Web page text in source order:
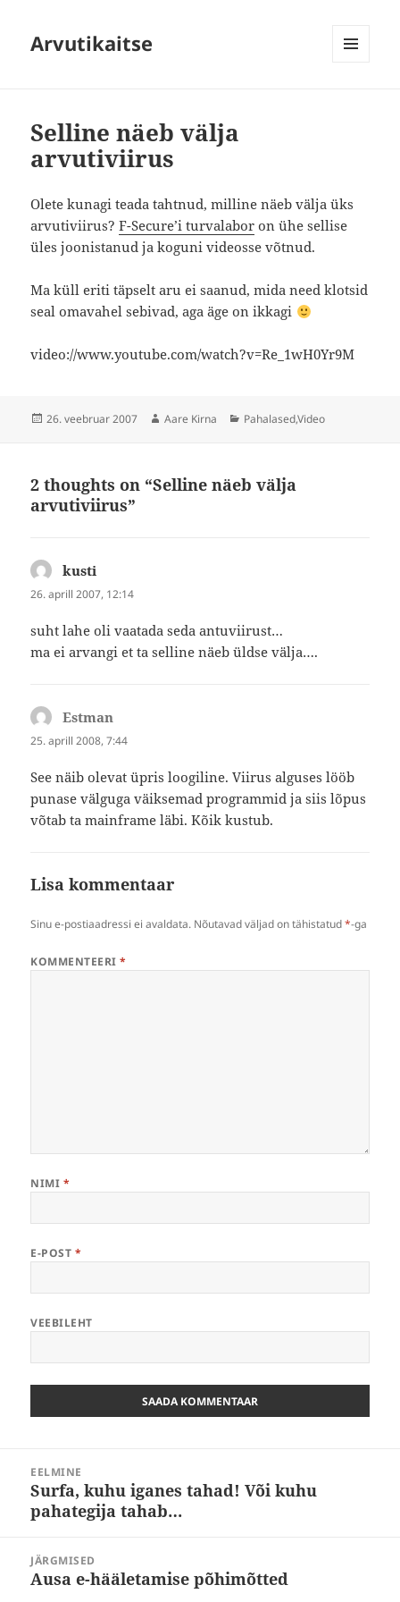
Arvutikaitse
Selline näeb välja
arvutiviirus
Olete kunagi teada tahtnud, milline näeb välja üks
arvutiviirus?F-Secure’i turvalabor on ühe sellise
üles joonistanud ja koguni videosse võtnud.
Ma küll eriti täpselt aru ei saanud, mida need klotsid
seal omavahel sebivad, aga äge on ikkagi
video://www.youtube.com/watch?v=Re_1wH0Yr9M
Postitatud
26. veebruar 2007 Autor
Aare Kirna Rubriigid
Pahalased,Video
2 thoughts on “Selline näeb välja
arvutiviirus”
kusti
26. aprill 2007, 12:14
suht lahe oli vaatada seda antuviirust…
ma ei arvangi et ta selline näeb üldse välja….
Estman
25. aprill 2008, 7:44
See näib olevat üpris loogiline. Viirus alguses lööb
punase välguga väiksemad programmid ja siis lõpus
võtab ta mainframe läbi. Kõik kustub.
Lisa kommentaar
Sinu e-postiaadressi ei avaldata. Nõutavad väljad on tähistatud*-ga
KOMMENTEERI*
NIMI *
E-POST *
VEEBILEHT
EELMINE
Eelmine
postitus:
Surfa, kuhu iganes tahad! Või kuhu
pahategija tahab…
JÄRGMISED
Järgmine
Ausa e-hääletamise põhimõtted